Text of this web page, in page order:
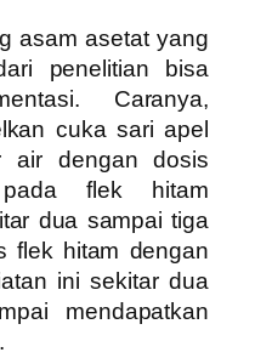
asam asetat yang
penelitian bisa
Caranya,
cuka sari apel
air dengan dosis
flek hitam
dua sampai tiga
flek hitam dengan
ini sekitar dua
mendapatkan